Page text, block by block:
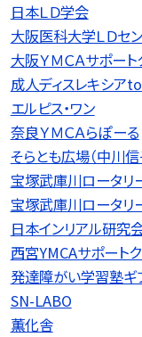
日本ＬＤ学会
大阪医科大学ＬＤセ
大阪ＹＭＣＡサポート
成人ディスレキシア
エルピス・ワン
奈良ＹＭＣＡらぽーる
そらとも広場（中川
宝塚武庫川ロータリ
宝塚武庫川ロータリ
日本インリアル研究
西宮YMCAサポート
発達障がい学習塾ギ
SN-LABO
薫化舎